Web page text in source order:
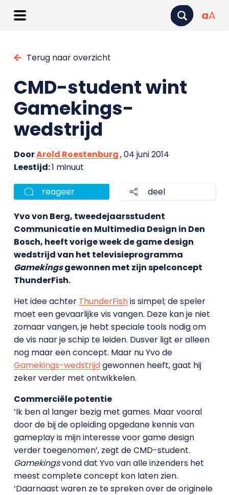
aA
Terug naar overzicht
CMD-student wint
Gamekings-
wedstrijd
DoorArold Roestenburg, 04 juni 2014
Leestijd:1 minuut
reageer deel
Yvo von Berg, tweedejaarsstudent
Communicatie en Multimedia Design in Den
Bosch, heeft vorige week de game design
wedstrijd van het televisieprogramma
Gamekingsgewonnen met zijn spelconcept
ThunderFish.
Het idee achter ThunderFishis simpel; de speler
moet een gevaarlijke vis vangen. Deze kan je niet
zomaar vangen, je hebt speciale tools nodig om
de vis naar je schip te leiden. Dusver ligt er alleen
nog maar een concept. Maar nu Yvo de
Gamekings-wedstrijdgewonnen heeft, gaat hij
zeker verder met ontwikkelen.
Commerciële potentie
‘Ik ben al langer bezig met games. Maar vooral
door de bij de opleiding opgedane kennis van
gameplay is mijn interesse voor game design
verder toegenomen’, zegt de CMD-student.
Gamekingsvond dat Yvo van alle inzenders het
meest complete concept kon laten zien.
‘Daarnaast waren ze te spreken over de originele